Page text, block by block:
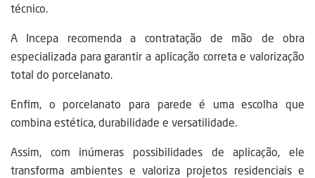
técnico.
A Incepa recomenda a contratação de mão de obra
especializada para garantir a aplicação correta e valorização
total do porcelanato.
Enfim, o porcelanato para parede é uma escolha que
combina estética, durabilidade e versatilidade.
Assim, com inúmeras possibilidades de aplicação, ele
transforma ambientes e valoriza projetos residenciais e